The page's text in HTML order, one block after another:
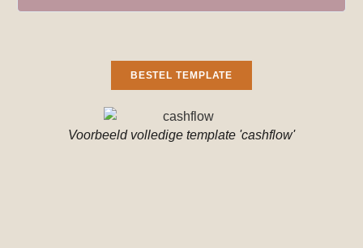
BESTEL TEMPLATE
Voorbeeld volledige template 'cashflow'